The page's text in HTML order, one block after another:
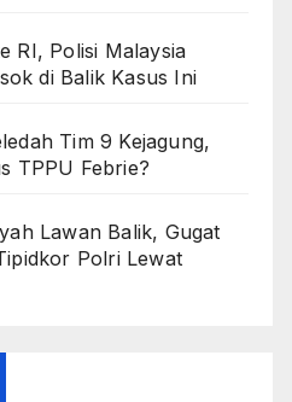
RI, Polisi Malaysia
di Balik Kasus Ini
Tim 9 Kejagung,
TPPU Febrie?
Lawan Balik, Gugat
Polri Lewat